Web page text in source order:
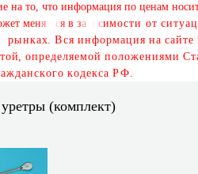
е на то, что информация по ценам носи
жет меня ься в за исимости от ситуац
рынках. Вся информация на сайте
той, определяемой положениями Ст
ажданского кодекса РФ.
(комплект)